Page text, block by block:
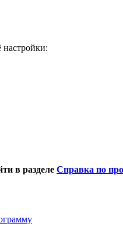
настройки:
в разделе Справка по